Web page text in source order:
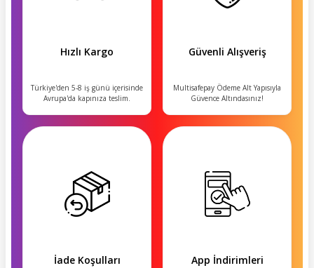
Hızlı Kargo
Türkiye'den 5-8 iş günü içerisinde
Avrupa'da kapınıza teslim.
Güvenli Alışveriş
Multisafepay Ödeme Alt Yapısıyla
Güvence Altındasınız!
İade Koşulları App İndirimleri